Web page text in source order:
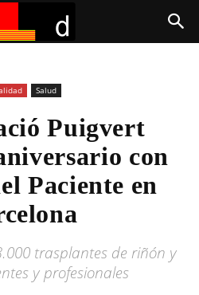
Salud
Puigvert
con
Paciente en
trasplantes de riñón y
y profesionales